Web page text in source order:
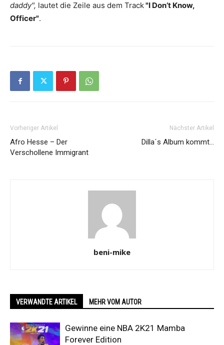
daddy", lautet die Zeile aus dem Track"I Don’t Know,
Officer".
Vorheriger Artikel
Afro Hesse – Der
Verschollene Immigrant
Nächster Artikel
Dilla´s Album kommt…
beni-mike
VERWANDTE ARTIKEL MEHR VOM AUTOR
Gewinne eine NBA 2K21 Mamba
Forever Edition